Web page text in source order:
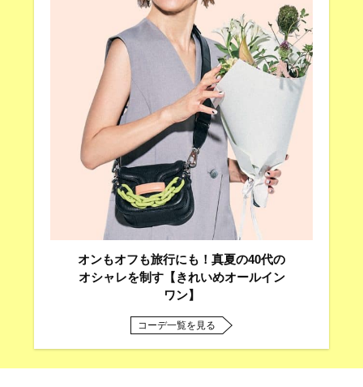
オンもオフも旅行にも！真夏の40代の
オシャレを制す【きれいめオールイン
ワン】
コーデ一覧を見る